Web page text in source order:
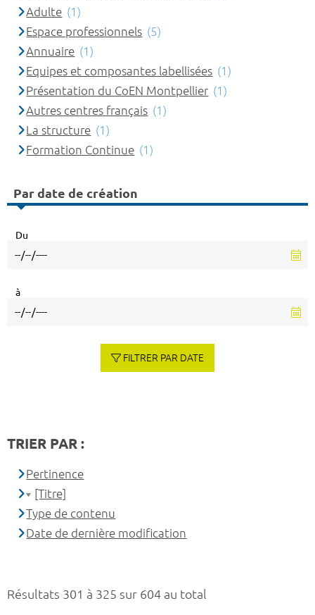
Résultats 301 à 325 sur 604 au total
Adulte (1)
Espace professionnels (5)
Annuaire (1)
Equipes et composantes labellisées (1)
Présentation du CoEN Montpellier (1)
Autres centres français (1)
La structure (1)
Formation Continue (1)
Par date de création
Du
à
FILTRER PAR DATE
TRIER PAR :
Pertinence
[Titre]
Type de contenu
Date de dernière modification